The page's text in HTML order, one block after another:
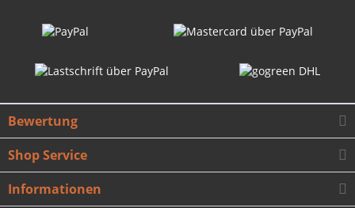
Bewertung
Shop Service
Informationen